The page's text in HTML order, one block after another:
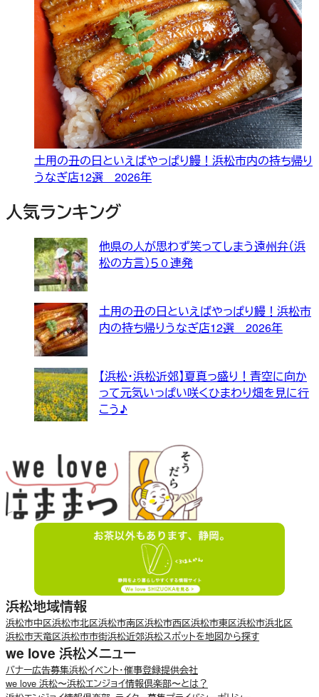
土用の丑の日といえばやっぱり鰻！浜松市内の持ち帰り
うなぎ店12選 2026年
人気ランキング
他県の人が思わず笑ってしまう遠州弁（浜
松の方言）５０連発
土用の丑の日といえばやっぱり鰻！浜松市
内の持ち帰りうなぎ店12選 2026年
【浜松・浜松近郊】夏真っ盛り！青空に向か
って元気いっぱい咲くひまわり畑を見に行
こう♪
浜松地域情報
浜松市中区浜松市北区浜松市南区浜松市西区浜松市東区浜松市浜北区
浜松市天竜区浜松市市街浜松近郊浜松スポットを地図から探す
we love 浜松メニュー
バナー広告募集浜松イベント・催事登録提供会社
we love 浜松〜浜松エンジョイ情報倶楽部〜とは？